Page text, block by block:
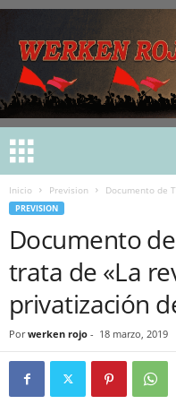
Inicio Prevision Documento de
PREVISION
Documento
trata de «La
privatización
Por werken rojo - 18 marzo, 2019